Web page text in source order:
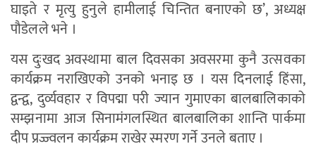
घाइते र मृत्यु हुनुले हामीलाई चिन्तित बनाएको छ’, अध्यक्ष
पौडेलले भने ।
यस दुःखद अवस्थामा बाल दिवसका अवसरमा कुनै उत्सवका
कार्यक्रम नराखिएको उनको भनाइ छ । यस दिनलाई हिंसा,
द्वन्द्व, दुर्व्यवहार र विपद्मा परी ज्यान गुमाएका बालबालिकाको
सम्झनामा आज सिनामंगलस्थित बालबालिका शान्ति पार्कमा
दीप प्रज्ज्वलन कार्यक्रम राखेर स्मरण गर्ने उनले बताए ।